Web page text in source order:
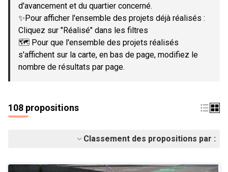
d'avancement et du quartier concerné.
✨Pour afficher l'ensemble des projets déjà réalisés :
Cliquez sur "Réalisé" dans les filtres
🗺️ Pour que l'ensemble des projets réalisés
s'affichent sur la carte, en bas de page, modifiez le
nombre de résultats par page.
108 propositions
Classement des propositions par :